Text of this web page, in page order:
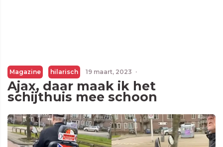
Magazine hilarisch 19 maart, 2023 ·
Ajax, daar maak ik het
schijthuis mee schoon